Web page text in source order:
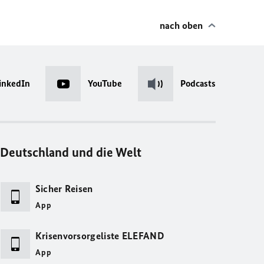
nach oben
YouTube Podcasts
Deutschland und die Welt
Sicher Reisen
App
Krisenvorsorgeliste ELEFAND
App